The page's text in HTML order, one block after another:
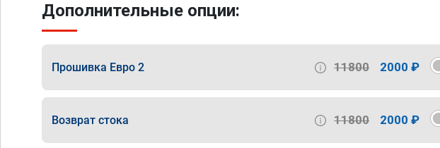
Дополнительные опции:
Прошивка Евро 2 11800 2000 ₽
Возврат стока 11800 2000 ₽